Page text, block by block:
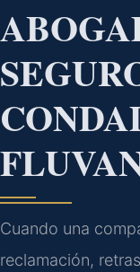
Cuando una
reclamación,